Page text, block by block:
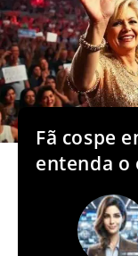
Fã cospe
entenda o